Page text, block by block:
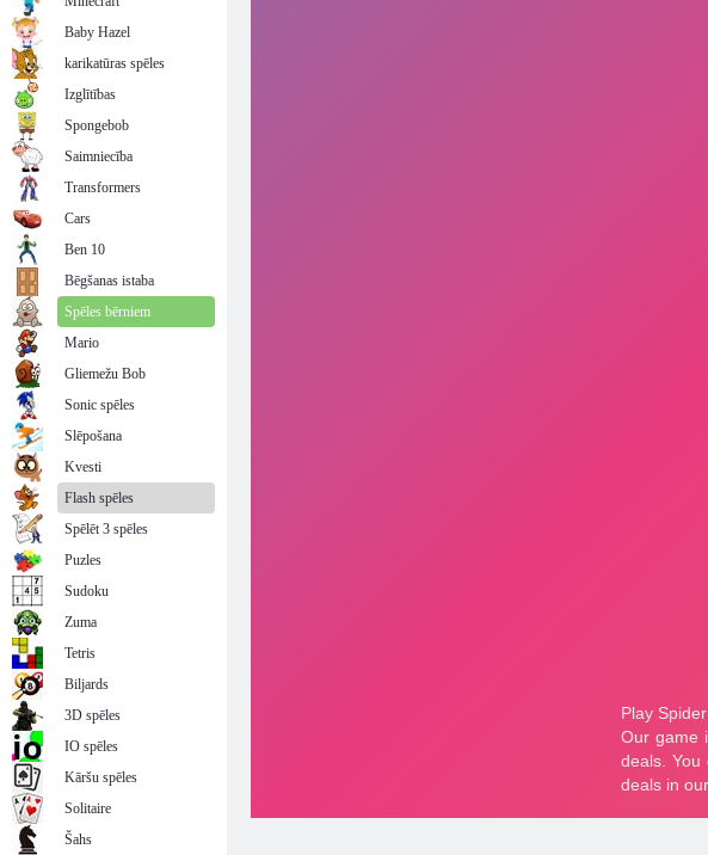
Baby Hazel
karikatūras spēles
Izglītības
Spongebob
Saimniecība
Transformers
Cars
Ben 10
Bēgšanas istaba
Spēles bērniem
Mario
Gliemežu Bob
Sonic spēles
Slēpošana
Kvesti
Flash spēles
Spēlēt 3 spēles
Puzles
Sudoku
Zuma
Tetris
Biljards
3D spēles
IO spēles
Kāršu spēles
Solitaire
Šahs